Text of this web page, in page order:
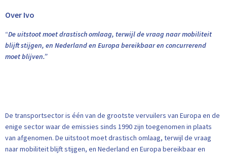
Over Ivo
“De uitstoot moet drastisch omlaag, terwijl de vraag naar mobiliteit
blijft stijgen, en Nederland en Europa bereikbaar en concurrerend
moet blijven.”
De transportsector is één van de grootste vervuilers van Europa en de
enige sector waar de emissies sinds 1990 zijn toegenomen in plaats
van afgenomen. De uitstoot moet drastisch omlaag, terwijl de vraag
naar mobiliteit blijft stijgen, en Nederland en Europa bereikbaar en